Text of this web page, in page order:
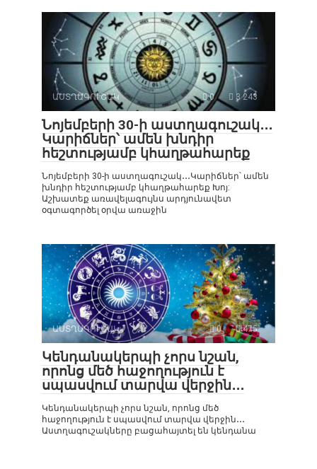
ԱՍՏՂԱԳՈՒՇԱԿ 0 3 243
Նոյեմբերի 30-ի աստղագուշակ․․․
Կարիճներ՝ ամեն խնդիր
հեշտությամբ կհաղթահարեք
Նոյեմբերի 30-ի աստղագուշակ․․․Կարիճներ՝ ամեն
խնդիր հեշտությամբ կհաղթահարեք Խոյ:
Աշխատեք առավելագույնս արդյունավետ
օգտագործել օրվա առաջին
ԱՍՏՂԱԳՈՒՇԱԿ 0 475
Կենդանակերպի չորս նշան,
որոնց մեծ հաջողություն է
սպասվում տարվա վերջին․․․
Կենդանակերպի չորս նշան, որոնց մեծ
հաջողություն է սպասվում տարվա վերջին․․․
Աստղագուշակները բացահայտել են կենդանա